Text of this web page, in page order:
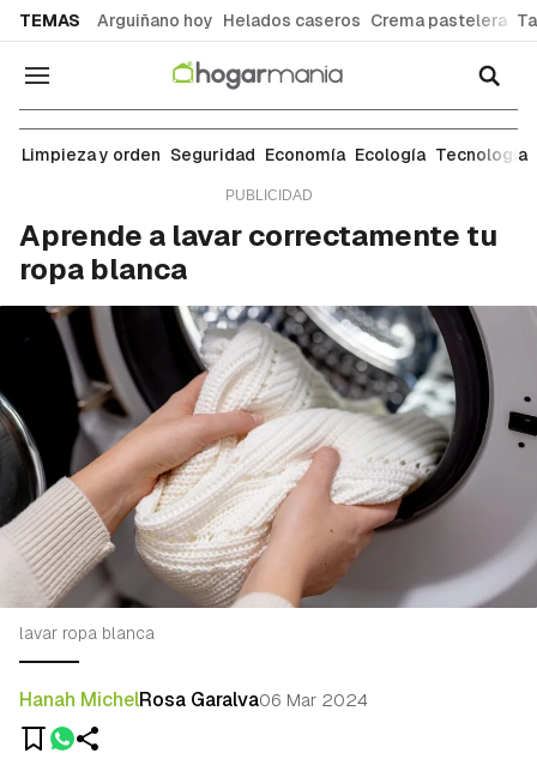
TEMAS Arguiñano hoy Helados caseros Crema pastelera
Navegación
Ropa y tejidos
Limpieza y orden Seguridad Economía Ecología Tecnología
Aprende a lavar correctamente tu
ropa blanca
lavar ropa blanca
Hanah MichelRosa Garalva06 Mar 2024